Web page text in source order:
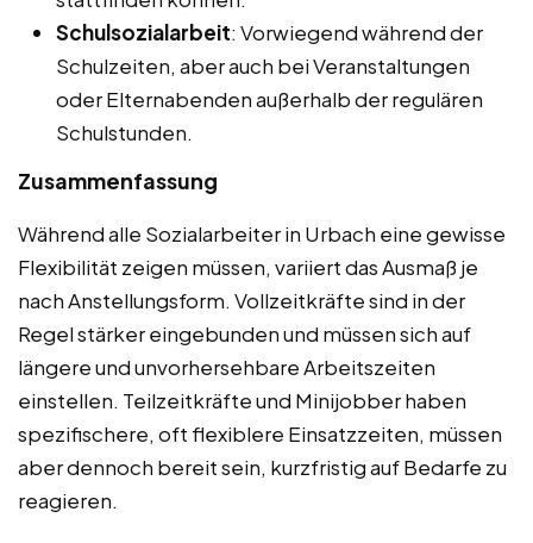
Schulsozialarbeit: Vorwiegend während der
Schulzeiten, aber auch bei Veranstaltungen
oder Elternabenden außerhalb der regulären
Schulstunden.
Zusammenfassung
Während alle Sozialarbeiter in Urbach eine gewisse
Flexibilität zeigen müssen, variiert das Ausmaß je
nach Anstellungsform. Vollzeitkräfte sind in der
Regel stärker eingebunden und müssen sich auf
längere und unvorhersehbare Arbeitszeiten
einstellen. Teilzeitkräfte und Minijobber haben
spezifischere, oft flexiblere Einsatzzeiten, müssen
aber dennoch bereit sein, kurzfristig auf Bedarfe zu
reagieren.